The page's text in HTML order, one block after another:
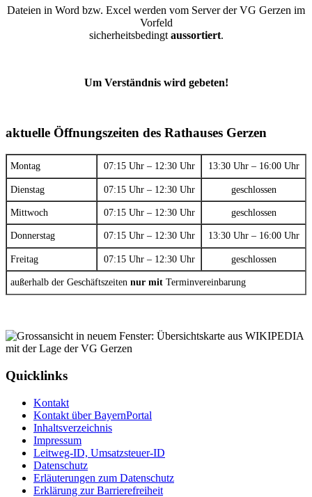
Dateien in Word bzw. Excel werden vom Server der VG Gerzen im
Vorfeld
sicherheitsbedingt aussortiert.
Um Verständnis wird gebeten!
aktuelle Öffnungszeiten des Rathauses Gerzen
Montag 07:15 Uhr – 12:30 Uhr 13:30 Uhr – 16:00 Uhr
Dienstag 07:15 Uhr – 12:30 Uhr geschlossen
Mittwoch 07:15 Uhr – 12:30 Uhr geschlossen
Donnerstag 07:15 Uhr – 12:30 Uhr 13:30 Uhr – 16:00 Uhr
Freitag 07:15 Uhr – 12:30 Uhr geschlossen
außerhalb der Geschäftszeiten nur mit Terminvereinbarung
Quicklinks
Kontakt
Kontakt über BayernPortal
Inhaltsverzeichnis
Impressum
Leitweg-ID, Umsatzsteuer-ID
Datenschutz
Erläuterungen zum Datenschutz
Erklärung zur Barrierefreiheit